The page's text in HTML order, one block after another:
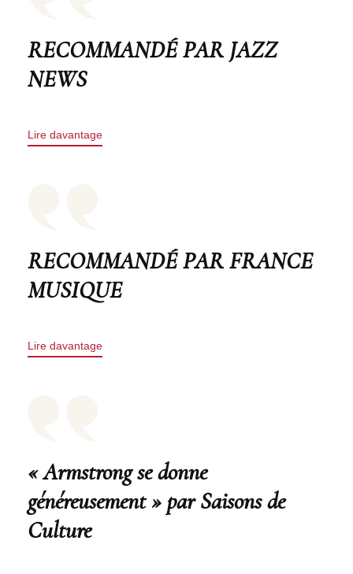
RECOMMANDÉ PAR JAZZ
NEWS
Lire davantage
RECOMMANDÉ PAR FRANCE
MUSIQUE
Lire davantage
« Armstrong se donne
généreusement » par Saisons de
Culture